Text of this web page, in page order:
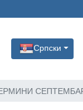
Српски